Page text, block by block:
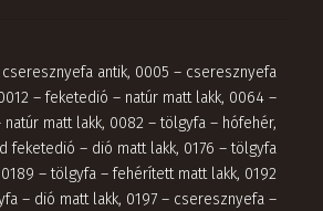
antik, 0005 – cseresznyefa
– feketedió – natúr matt lakk, 0064 –
matt lakk, 0082 – tölgyfa – hófehér,
feketedió – dió matt lakk, 0176 – tölgyfa
0189 – tölgyfa – fehérített matt lakk, 0192
– dió matt lakk, 0197 – cseresznyefa –